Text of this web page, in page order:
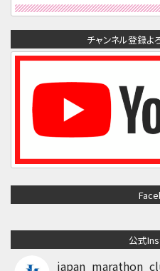
チャンネル登録よ
公式